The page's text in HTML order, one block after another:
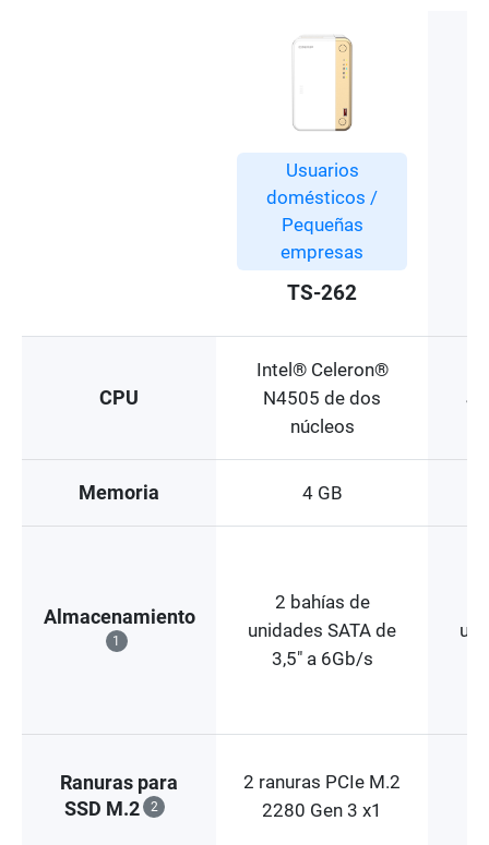
Usuarios
domésticos /
Pequeñas
empresas
TS-262
CPU
Intel® Celeron®
N4505 de dos
núcleos
Memoria 4 GB
Almacenamiento
1
2 bahías de
unidades SATA de
3,5" a 6Gb/s
Ranuras para
SSD M.2
2
2 ranuras PCIe M.2
2280 Gen 3 x1